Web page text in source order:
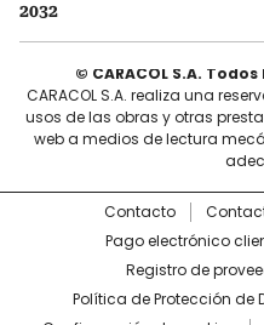
2032
© CARACOL S.A.
CARACOL S.A. realiza una
usos de las obras y otras
web a medios de lectura
Contacto
Pago electrónico
Registro de
Política de Protección de